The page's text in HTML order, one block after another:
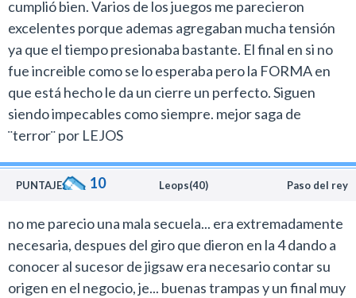
cumplió bien. Varios de los juegos me parecieron
excelentes porque ademas agregaban mucha tensión
ya que el tiempo presionaba bastante. El final en si no
fue increible como se lo esperaba pero la FORMA en
que está hecho le da un cierre un perfecto. Siguen
siendo impecables como siempre. mejor saga de
¨terror¨ por LEJOS
PUNTAJE: 10 Leops(40) Paso del rey
no me parecio una mala secuela... era extremadamente
necesaria, despues del giro que dieron en la 4 dando a
conocer al sucesor de jigsaw era necesario contar su
origen en el negocio, je... buenas trampas y un final muy